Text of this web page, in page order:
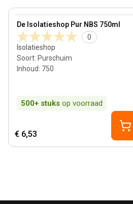
De Isolatieshop Pur NBS 750ml
0
Isolatieshop
Soort: Purschuim
Inhoud: 750
500+ stuks op voorraad
View product
€ 6,53